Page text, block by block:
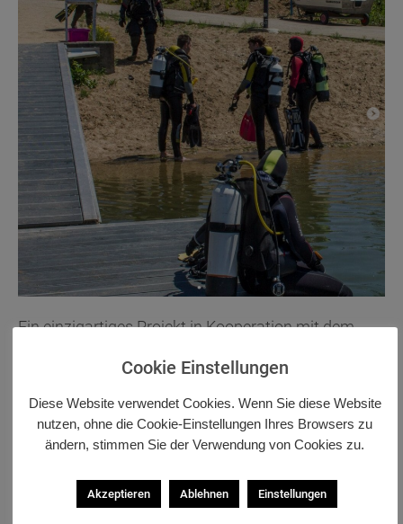
Ein einzigartiges Projekt in Kooperation mit dem
Tauchverein Pulchra Amphora aus Neuss und dem
ASV Süchteln, welches fächerübergreifende Inhalte
aus den Fächern Biologie und Sport vertieft, indem
es konkret die Bereiche Gewässerökologie und
Cookie Einstellungen
Diese Website verwendet Cookies. Wenn Sie diese Website
nutzen, ohne die Cookie-Einstellungen Ihres Browsers zu
ändern, stimmen Sie der Verwendung von Cookies zu.
Akzeptieren Ablehnen Einstellungen